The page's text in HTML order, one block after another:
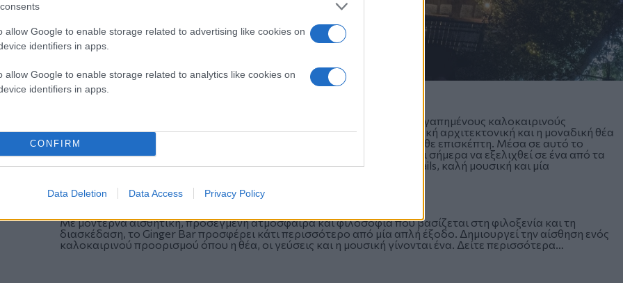
allow Google to enable storage related to advertising like cookies on
identifiers in apps.
allow Google to enable storage related to analytics like cookies on
identifiers in apps.
CONFIRM
Data Deletion Data Access Privacy Policy
Η Άφυτος της Χαλκιδικής αποτελεί εδώ και χρόνια έναν από τους πιο αγαπημένους καλοκαιρινούς
προορισμούς της Βόρειας Ελλάδας. Τα γραφικά σοκάκια, η παραδοσιακή αρχιτεκτονική και η μοναδική θέα
προς τον Τορωναίο κόλπο δημιουργούν ένα σκηνικό που μαγνητίζει κάθε επισκέπτη. Μέσα σε αυτό το
ξεχωριστό περιβάλλον, το Ginger Bar έχει καταφέρει από το 2021 μέχρι σήμερα να εξελιχθεί σε ένα από τα
πιο δημοφιλή σημεία συνάντησης για όσους αναζητούν ποιοτικά cocktails, καλή μουσική και μία
Με μοντέρνα αισθητική, προσεγμένη ατμόσφαιρα και φιλοσοφία που βασίζεται στη φιλοξενία και τη
διασκέδαση, το Ginger Bar προσφέρει κάτι περισσότερο από μία απλή έξοδο. Δημιουργεί την αίσθηση ενός
καλοκαιρινού προορισμού όπου η θέα, οι γεύσεις και η μουσική γίνονται ένα. Δείτε περισσότερα…